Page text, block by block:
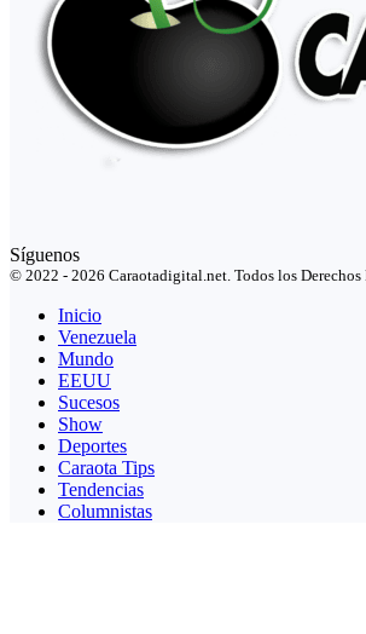
Síguenos
© 2022 - 2026 Caraotadigital.net. Todos los Derechos
Inicio
Venezuela
Mundo
EEUU
Sucesos
Show
Deportes
Caraota Tips
Tendencias
Columnistas